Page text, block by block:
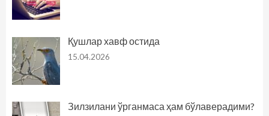
Қушлар хавф остида
15.04.2026
Зилзилани ўрганмаса ҳам бўлаверадими?